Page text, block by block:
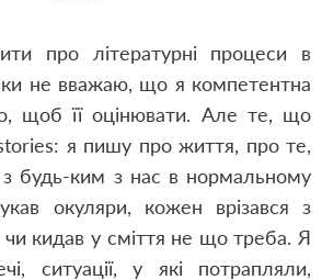
про літературні процеси в
не вважаю, що я компетентна
щоб її оцінювати. Але те, що
я пишу про життя, про те,
з будь-ким з нас в нормальному
окуляри, кожен врізався з
кидав у сміття не що треба. Я
ситуації, у які потрапляли,